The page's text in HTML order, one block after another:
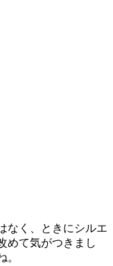
なく、ときにシルエ
めて気がつきまし
。